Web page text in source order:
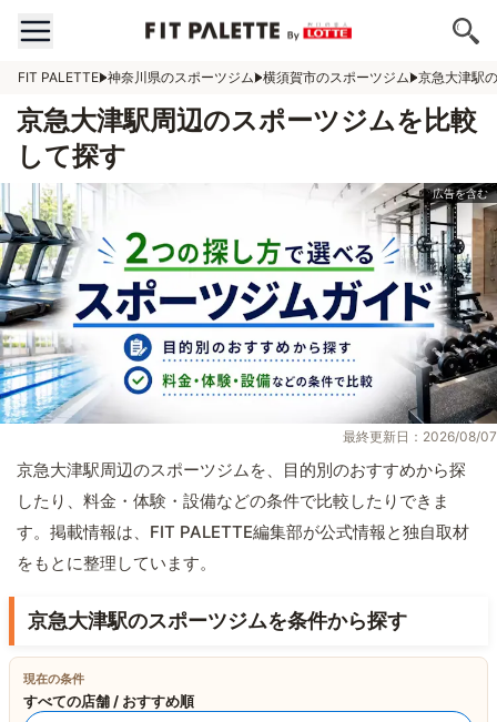
FIT PALETTE 神奈川県のスポーツジム 横須賀市のスポーツジム 京急大津駅
京急大津駅周辺のスポーツジムを比較
して探す
最終更新日：2026/08/07
京急大津駅周辺のスポーツジムを、目的別のおすすめから探
したり、料金・体験・設備などの条件で比較したりできま
す。掲載情報は、FIT PALETTE編集部が公式情報と独自取材
をもとに整理しています。
京急大津駅のスポーツジムを条件から探す
現在の条件
すべての店舗 / おすすめ順